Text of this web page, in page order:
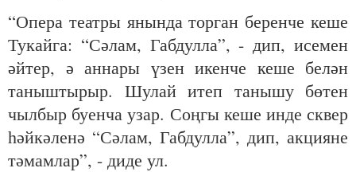
“Опера театры янында торган беренче кеше
Тукайга: “Сәлам, Габдулла”, - дип, исемен
әйтер, ә аннары үзен икенче кеше белән
таныштырыр. Шулай итеп танышу бөтен
чылбыр буенча узар. Соңгы кеше инде сквер
һәйкәленә “Сәлам, Габдулла”, дип, акцияне
тәмамлар”, - диде ул.